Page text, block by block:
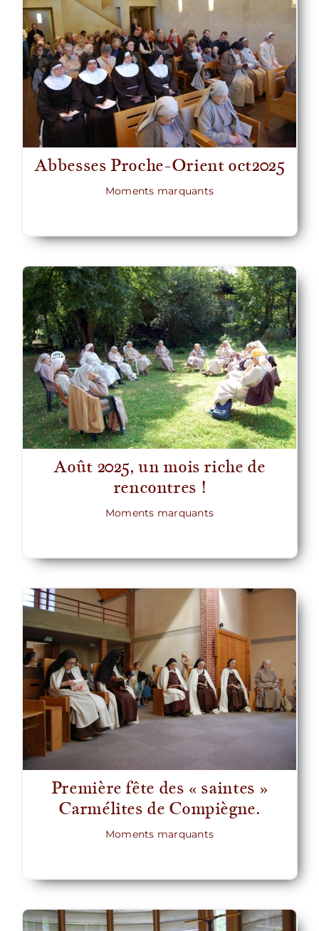
Abbesses Proche-Orient oct2025
Moments marquants
Août 2025, un mois riche de
rencontres !
Moments marquants
Première fête des « saintes »
Carmélites de Compiègne.
Moments marquants